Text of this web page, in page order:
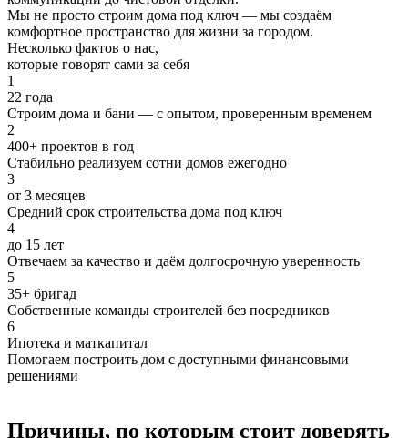
Мы не просто строим дома под ключ — мы создаём
комфортное пространство для жизни за городом.
Несколько фактов о нас,
которые говорят сами за себя
1
22 года
Строим дома и бани — с опытом, проверенным временем
2
400+ проектов в год
Стабильно реализуем сотни домов ежегодно
3
от 3 месяцев
Средний срок строительства дома под ключ
4
до 15 лет
Отвечаем за качество и даём долгосрочную уверенность
5
35+ бригад
Собственные команды строителей без посредников
6
Ипотека и маткапитал
Помогаем построить дом с доступными финансовыми
решениями
Причины, по которым стоит доверять